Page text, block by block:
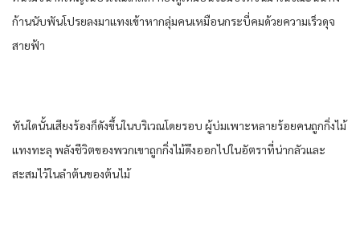
ก้าน​นับ​พัน​โปรย​ลงมา​แทง​เข้าหา​กลุ่มคน​เหมือน​กระบี่​คม​ด้วย​ความเร็ว​ดุจ​
สายฟ้า​
ทันใดนั้น​เสียงร้อง​ก็​ดัง​ขึ้น​ใน​บริเวณ​โดยรอบ​ ผู้​บ่ม​เพาะ​หลาย​ร้อย​คน​ถูก​กิ่งไม้​
แทง​ทะลุ​ พลัง​ชีวิต​ของ​พวกเขา​ถูก​กิ่งไม้​ดึง​ออก​ไปใน​อัตรา​ที่​น่ากลัว​และ​
สะสมไว้​ใน​ลำต้น​ของ​ต้นไม้​